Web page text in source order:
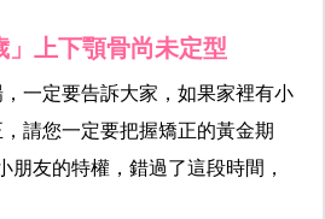
」上下顎骨尚未定型
一定要告訴大家，如果家裡有小
請您一定要把握矯正的黃金期
朋友的特權，錯過了這段時間，